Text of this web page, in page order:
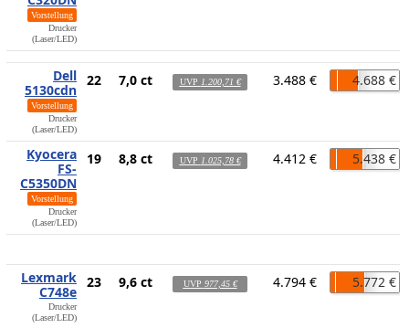
Vorstellung
Drucker
(Laser/LED)
Dell
5130cdn
Vorstellung
Drucker
(Laser/LED)
22 7,0 ct UVP 1.200,71 € 3.488 € 4.688 €
Kyocera
FS-
C5350DN
Vorstellung
Drucker
(Laser/LED)
19 8,8 ct UVP 1.025,78 € 4.412 € 5.438 €
Lexmark
C748e
Drucker
(Laser/LED)
23 9,6 ct UVP 977,45 € 4.794 € 5.772 €